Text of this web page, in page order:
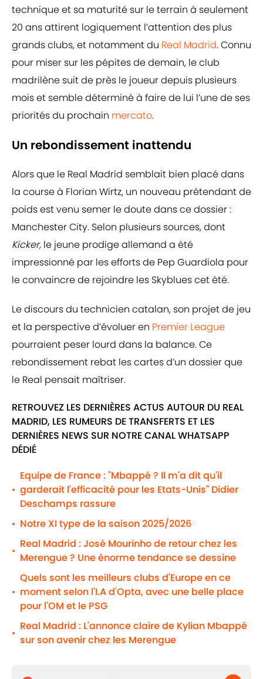
technique et sa maturité sur le terrain à seulement
20 ans attirent logiquement l’attention des plus
grands clubs, et notamment du Real Madrid. Connu
pour miser sur les pépites de demain, le club
madrilène suit de près le joueur depuis plusieurs
mois et semble déterminé à faire de lui l’une de ses
priorités du prochain mercato.
Un rebondissement inattendu
Alors que le Real Madrid semblait bien placé dans
la course à Florian Wirtz, un nouveau prétendant de
poids est venu semer le doute dans ce dossier :
Manchester City. Selon plusieurs sources, dont
Kicker, le jeune prodige allemand a été
impressionné par les efforts de Pep Guardiola pour
le convaincre de rejoindre les Skyblues cet été.
Le discours du technicien catalan, son projet de jeu
et la perspective d’évoluer en Premier League
pourraient peser lourd dans la balance. Ce
rebondissement rebat les cartes d’un dossier que
le Real pensait maîtriser.
RETROUVEZ LES DERNIÈRES ACTUS AUTOUR DU REAL
MADRID, LES RUMEURS DE TRANSFERTS ET LES
DERNIÈRES NEWS SUR NOTRE CANAL WHATSAPP
DÉDIÉ
•
Equipe de France : "Mbappé ? Il m'a dit qu'il
garderait l'efficacité pour les Etats-Unis" Didier
Deschamps rassure
• Notre XI type de la saison 2025/2026
•
Real Madrid : José Mourinho de retour chez les
Merengue ? Une énorme tendance se dessine
•
Quels sont les meilleurs clubs d'Europe en ce
moment selon l'I.A d'Opta, avec une belle place
pour l'OM et le PSG
•
Real Madrid : L'annonce claire de Kylian Mbappé
sur son avenir chez les Merengue